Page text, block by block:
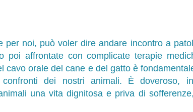
per noi, può voler dire andare incontro a
poi affrontate con complicate terapie
cavo orale del cane e del gatto è
dei nostri animali. È doveroso,
una vita dignitosa e priva di